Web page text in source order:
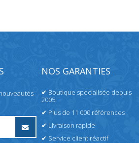
NOS GARANTIES
✔ Boutique spécialisée depuis
2005
✔ Plus de 11 000 références
✔ Livraison rapide
✔ Service client réactif